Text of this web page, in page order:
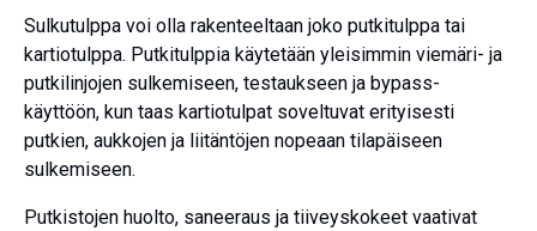
Sulkutulppa voi olla rakenteeltaan joko putkitulppa tai
kartiotulppa. Putkitulppia käytetään yleisimmin viemäri- ja
putkilinjojen sulkemiseen, testaukseen ja bypass-
käyttöön, kun taas kartiotulpat soveltuvat erityisesti
putkien, aukkojen ja liitäntöjen nopeaan tilapäiseen
sulkemiseen.
Putkistojen huolto, saneeraus ja tiiveyskokeet vaativat